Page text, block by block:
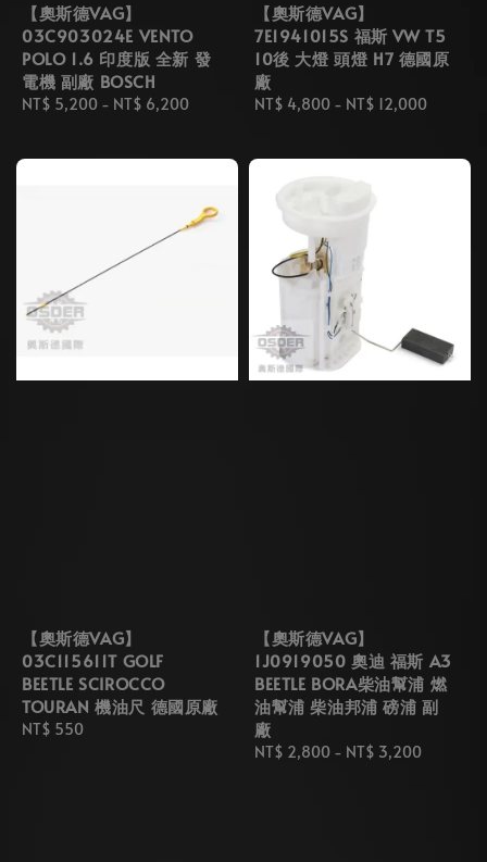
【奧斯德VAG】
03C903024E VENTO
POLO 1.6 印度版 全新 發
電機 副廠 BOSCH
Regular
NT$ 5,200 - NT$ 6,200
【奧斯德VAG】
7E1941015S 福斯 VW T5
10後 大燈 頭燈 H7 德國原
廠
Regular
NT$ 4,800 - NT$ 12,000
【奧斯德VAG】
03C115611T GOLF
BEETLE SCIROCCO
TOURAN 機油尺 德國原廠
Regular
NT$ 550
【奧斯德VAG】
1J0919050 奧迪 福斯 A3
BEETLE BORA柴油幫浦 燃
油幫浦 柴油邦浦 磅浦 副
廠
Regular
NT$ 2,800 - NT$ 3,200